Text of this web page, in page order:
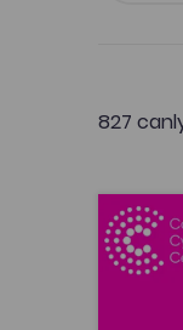
827
Sgiliau